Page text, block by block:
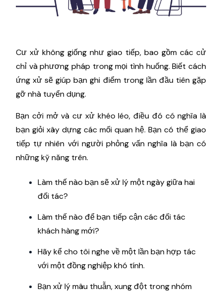
Cư xử không giống như giao tiếp, bao gồm các cử
chỉ và phương pháp trong mọi tình huống. Biết cách
ứng xử sẽ giúp bạn ghi điểm trong lần đầu tiên gặp
gỡ nhà tuyển dụng.
Bạn cởi mở và cư xử khéo léo, điều đó có nghĩa là
bạn giỏi xây dựng các mối quan hệ. Bạn có thể giao
tiếp tự nhiên với người phỏng vấn nghĩa là bạn có
những kỹ năng trên.
Làm thế nào bạn sẽ xử lý một ngày giữa hai
đối tác?
Làm thế nào để bạn tiếp cận các đối tác
khách hàng mới?
Hãy kể cho tôi nghe về một lần bạn hợp tác
với một đồng nghiệp khó tính.
Bạn xử lý mâu thuẫn, xung đột trong nhóm